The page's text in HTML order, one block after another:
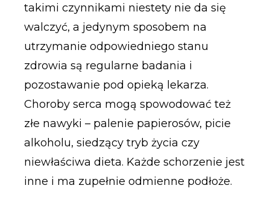
takimi czynnikami niestety nie da się
walczyć, a jedynym sposobem na
utrzymanie odpowiedniego stanu
zdrowia są regularne badania i
pozostawanie pod opieką lekarza.
Choroby serca mogą spowodować też
złe nawyki – palenie papierosów, picie
alkoholu, siedzący tryb życia czy
niewłaściwa dieta. Każde schorzenie jest
inne i ma zupełnie odmienne podłoże.